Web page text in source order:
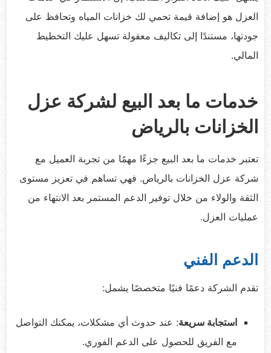
العزل هو إضافة قيمة تحمي لك خزانات المياه وتحافظ على
جودتها، مستندًا إلى تكاليف معقولة تسهل عليك التخطيط
المالي.
خدمات ما بعد البيع لشركة عزل
الخزانات بالرياض
تعتبر خدمات ما بعد البيع جزءًا مهمًا من تجربة العميل مع
شركة عزل الخزانات بالرياض. فهي تساهم في تعزيز مستوى
الثقة والولاء من خلال توفير الدعم المستمر بعد الانتهاء من
عمليات العزل.
الدعم الفني
تقدم الشركة دعمًا فنيًا متخصصًا يشمل:
استجابة سريعة: عند حدوث أي مشكلات، يمكنك التواصل
مع الفريق للحصول على الدعم الفوري.